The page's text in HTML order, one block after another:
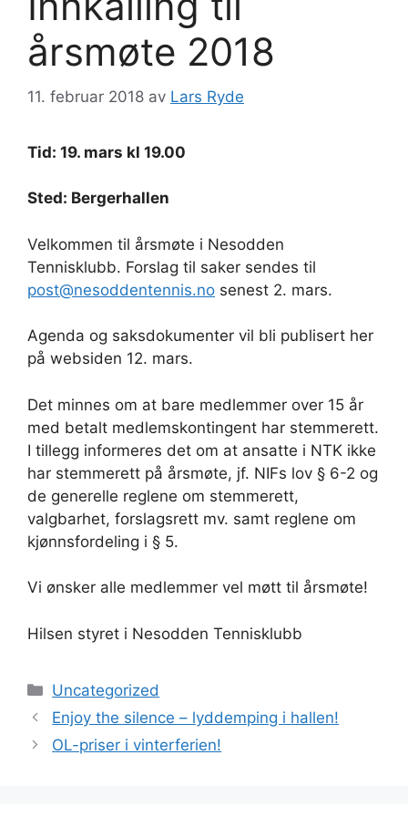
årsmøte 2018
11. februar 2018 av Lars Ryde
Tid: 19. mars kl 19.00
Sted: Bergerhallen
Velkommen til årsmøte i Nesodden
Tennisklubb. Forslag til saker sendes til
post@nesoddentennis.no senest 2. mars.
Agenda og saksdokumenter vil bli publisert her
på websiden 12. mars.
Det minnes om at bare medlemmer over 15 år
med betalt medlemskontingent har stemmerett.
I tillegg informeres det om at ansatte i NTK ikke
har stemmerett på årsmøte, jf. NIFs lov § 6-2 og
de generelle reglene om stemmerett,
valgbarhet, forslagsrett mv. samt reglene om
kjønnsfordeling i § 5.
Vi ønsker alle medlemmer vel møtt til årsmøte!
Hilsen styret i Nesodden Tennisklubb
Kategorier
Uncategorized
Enjoy the silence – lyddemping i hallen!
OL-priser i vinterferien!